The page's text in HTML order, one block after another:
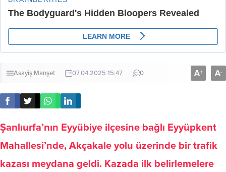
Asayiş Manşet 07.04.2025 15:47 0 A+ A-
Şanlıurfa’nın Eyyübiye ilçesine bağlı Eyyüpkent
Mahallesi’nde, Akçakale yolu üzerinde bir trafik
kazası meydana geldi. Kazada ilk belirlemelere